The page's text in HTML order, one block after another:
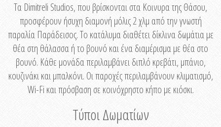
Τα Dimitreli Studios, που βρίσκονται στα Κοινυρα της Θάσου,
προσφέρουν ήσυχη διαμονή μόλις 2 χλμ από την γνωστή
παραλία Παράδεισος. Το κατάλυμα διαθέτει δίκλινα δωμάτια με
θέα στη θάλασσα ή το βουνό και ένα διαμέρισμα με θέα στο
βουνό. Κάθε μονάδα περιλαμβάνει διπλό κρεβάτι, μπάνιο,
κουζινάκι και μπαλκόνι. Οι παροχές περιλαμβάνουν κλιματισμό,
Wi-Fi και πρόσβαση σε κοινόχρηστο κήπο με κιόσκι.
Τύποι Δωματίων